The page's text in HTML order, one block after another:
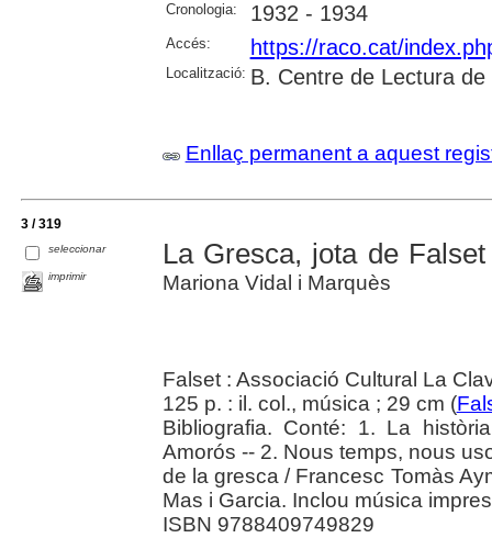
Cronologia: 1932 - 1934
Accés: https://raco.cat/
Localització: B. Centre de Lectura de
Enllaç permanent a aquest
3 / 319
seleccionar
imprimir
La Gresca, jota de
Mariona Vidal i Marquès
Falset : Associació Cultural La
125 p. : il. col., música ; 29 cm (
Bibliografia. Conté: 1. La
Amorós -- 2. Nous temps, nous
de la gresca / Francesc Tomàs
Mas i Garcia. Inclou música
ISBN 9788409749829